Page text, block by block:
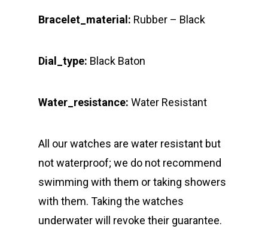
Bracelet_material: Rubber – Black
Dial_type: Black Baton
Water_resistance: Water Resistant
All our watches are water resistant but
not waterproof; we do not recommend
swimming with them or taking showers
with them. Taking the watches
underwater will revoke their guarantee.